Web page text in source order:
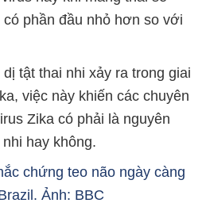
phần đầu nhỏ hơn so với
tật thai nhi xảy ra trong giai
việc này khiến các chuyên
Zika có phải là nguyên
hay không.